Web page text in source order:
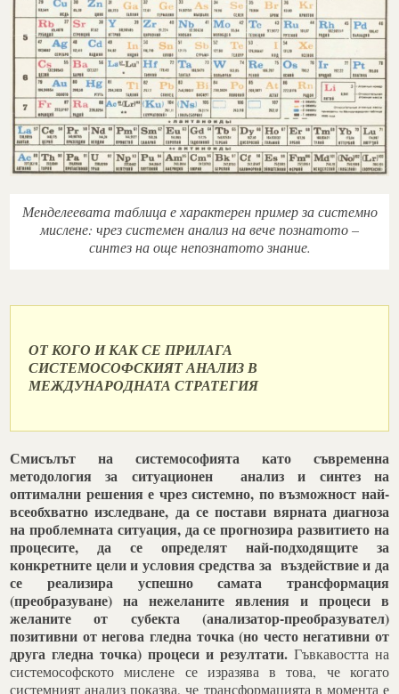
Менделеевата таблица е характерен пример за системно
мислене: чрез системен анализ на вече познатото –
синтез на още непознатото знание.
ОТ КОГО И КАК СЕ ПРИЛАГА
СИСТЕМОСОФСКИЯТ АНАЛИЗ В
МЕЖДУНАРОДНАТА СТРАТЕГИЯ
Смисълът на системософията като съвременна
методология за ситуационен анализ и синтез на
оптимални решения е чрез системно, по възможност най-
всеобхватно изследване, да се постави вярната диагноза
на проблемната ситуация, да се прогнозира развитието на
процесите, да се определят най-подходящите за
конкретните цели и условия средства за въздействие и да
се реализира успешно самата трансформация
(преобразуване) на нежеланите явления и процеси в
желаните от субекта (анализатор-преобразувател)
позитивни от негова гледна точка (но често негативни от
друга гледна точка) процеси и резултати.Гъвкавостта на
системософското мислене се изразява в това, че когато
системният анализ показва, че трансформацията в момента е